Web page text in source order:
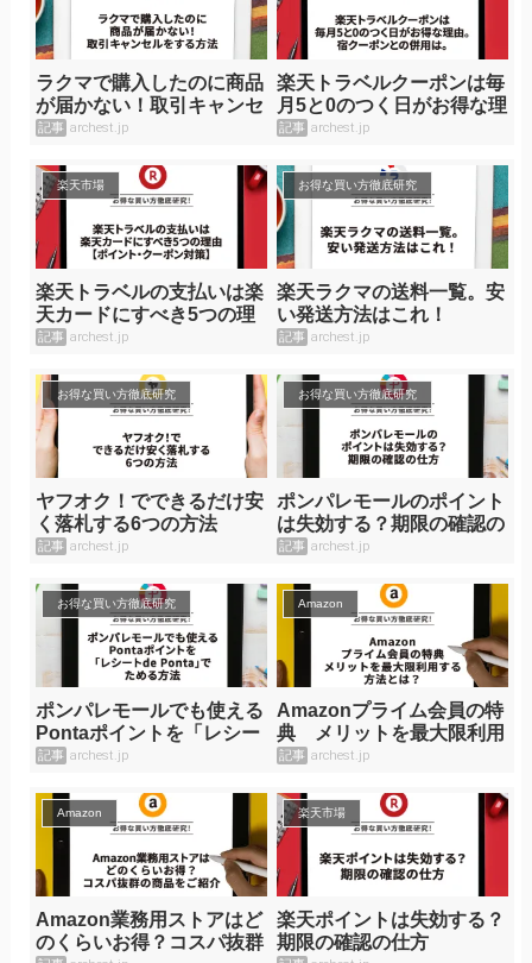
ラクマで購入したのに商品
が届かない！取引キャンセ
ルをする方法
記事 archest.jp
楽天トラベルクーポンは毎
月5と0のつく日がお得な理
由。宿クーポンとの併用
記事 archest.jp
楽天市場
楽天トラベルの支払いは楽
天カードにすべき5つの理
由【ポイント・クーポン対
記事 archest.jp
お得な買い方徹底研究
楽天ラクマの送料一覧。安
い発送方法はこれ！
記事 archest.jp
お得な買い方徹底研究
ヤフオク！でできるだけ安
く落札する6つの方法
記事 archest.jp
お得な買い方徹底研究
ポンパレモールのポイント
は失効する？期限の確認の
仕方
記事 archest.jp
お得な買い方徹底研究
ポンパレモールでも使える
Pontaポイントを「レシー
ト de Ponta」でためる方
記事 archest.jp
Amazon
Amazonプライム会員の特
典 メリットを最大限利用
する方法とは？
記事 archest.jp
Amazon
Amazon業務用ストアはど
のくらいお得？コスパ抜群
楽天市場
楽天ポイントは失効する？
期限の確認の仕方